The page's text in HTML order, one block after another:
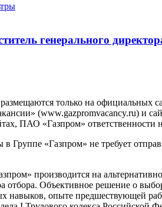
генерального
только на официальных
(www.gazpromvacancy.ru) и
ПАО «Газпром» ответственности
в Группе «Газпром» не требует
производится на
отбора. Объективное решение о
навыков, опыте предшествующей